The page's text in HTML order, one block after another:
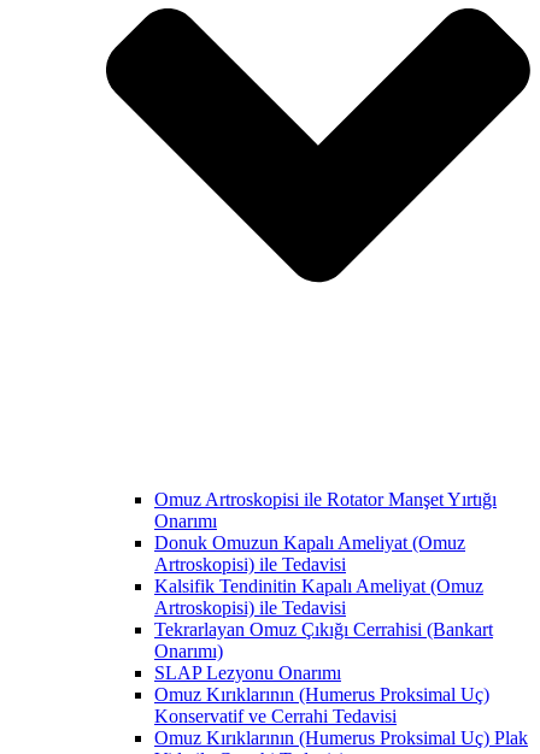
Omuz Artroskopisi ile Rotator Manşet Yırtığı
Onarımı
Donuk Omuzun Kapalı Ameliyat (Omuz
Artroskopisi) ile Tedavisi
Kalsifik Tendinitin Kapalı Ameliyat (Omuz
Artroskopisi) ile Tedavisi
Tekrarlayan Omuz Çıkığı Cerrahisi (Bankart
Onarımı)
SLAP Lezyonu Onarımı
Omuz Kırıklarının (Humerus Proksimal Uç)
Konservatif ve Cerrahi Tedavisi
Omuz Kırıklarının (Humerus Proksimal Uç) Plak